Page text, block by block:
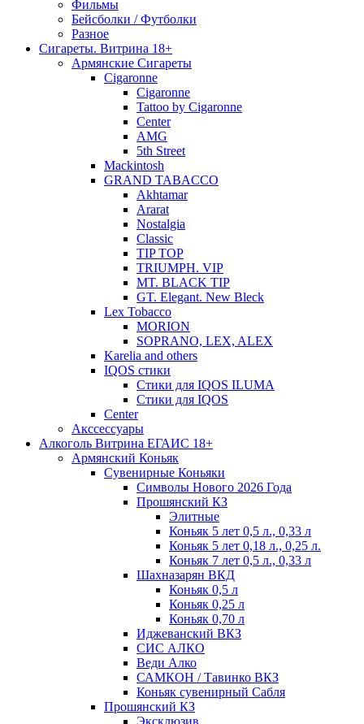
Фильмы
Бейсболки / Футболки
Разное
Сигареты. Витрина 18+
Армянские Сигареты
Cigaronne
Cigaronne
Tattoo by Cigaronne
Center
AMG
5th Street
Mackintosh
GRAND TABACCO
Akhtamar
Ararat
Nostalgia
Classic
TIP TOP
TRIUMPH. VIP
MT. BLACK TIP
GT. Elegant. New Bleck
Lex Tobacco
MORION
SOPRANO, LEX, ALEX
Karelia and others
IQOS стики
Стики для IQOS ILUMA
Стики для IQOS
Сenter
Акссессуары
Алкоголь Витрина ЕГАИС 18+
Армянский Коньяк
Сувенирные Коньяки
Символы Нового 2026 Года
Прошянский КЗ
Элитные
Коньяк 5 лет 0,5 л., 0,33 л
Коньяк 5 лет 0,18 л., 0,25 л.
Коньяк 7 лет 0,5 л., 0,33 л
Шахназарян ВКД
Коньяк 0,5 л
Коньяк 0,25 л
Коньяк 0,70 л
Иджеванский ВКЗ
СИС АЛКО
Веди Алко
САМКОН / Тавинко ВКЗ
Коньяк сувенирный Сабля
Прошянский КЗ
Эксклюзив